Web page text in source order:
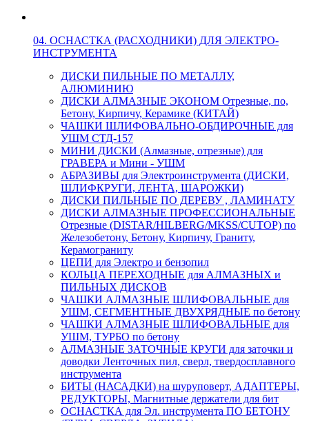
04. ОСНАСТКА (РАСХОДНИКИ) ДЛЯ ЭЛЕКТРО-
ИНСТРУМЕНТА
ДИСКИ ПИЛЬНЫЕ ПО МЕТАЛЛУ,
АЛЮМИНИЮ
ДИСКИ АЛМАЗНЫЕ ЭКОНОМ Отрезные, по,
Бетону, Кирпичу, Керамике (КИТАЙ)
ЧАШКИ ШЛИФОВАЛЬНО-ОБДИРОЧНЫЕ для
УШМ СТД-157
МИНИ ДИСКИ (Алмазные, отрезные) для
ГРАВЕРА и Мини - УШМ
АБРАЗИВЫ для Электроинструмента (ДИСКИ,
ШЛИФКРУГИ, ЛЕНТА, ШАРОЖКИ)
ДИСКИ ПИЛЬНЫЕ ПО ДЕРЕВУ , ЛАМИНАТУ
ДИСКИ АЛМАЗНЫЕ ПРОФЕССИОНАЛЬНЫЕ
Отрезные (DISTAR/HILBERG/MKSS/CUTOP) по
Железобетону, Бетону, Кирпичу, Граниту,
Керамограниту
ЦЕПИ для Электро и бензопил
КОЛЬЦА ПЕРЕХОДНЫЕ для АЛМАЗНЫХ и
ПИЛЬНЫХ ДИСКОВ
ЧАШКИ АЛМАЗНЫЕ ШЛИФОВАЛЬНЫЕ для
УШМ, СЕГМЕНТНЫЕ ДВУХРЯДНЫЕ по бетону
ЧАШКИ АЛМАЗНЫЕ ШЛИФОВАЛЬНЫЕ для
УШМ, ТУРБО по бетону
АЛМАЗНЫЕ ЗАТОЧНЫЕ КРУГИ для заточки и
доводки Ленточных пил, сверл, твердосплавного
инструмента
БИТЫ (НАСАДКИ) на шуруповерт, АДАПТЕРЫ,
РЕДУКТОРЫ, Магнитные держатели для бит
ОСНАСТКА для Эл. инструмента ПО БЕТОНУ